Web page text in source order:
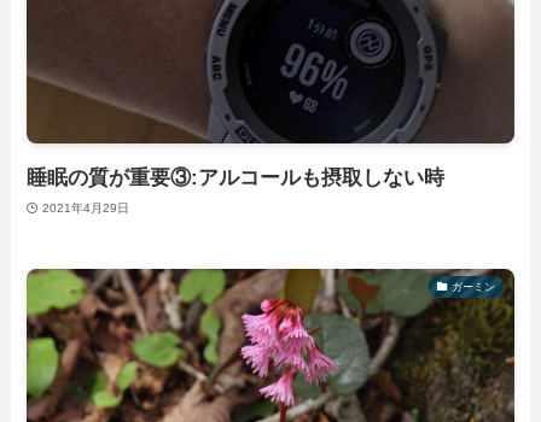
睡眠の質が重要③:アルコールも摂取しない時
2021年4月29日
ガーミン